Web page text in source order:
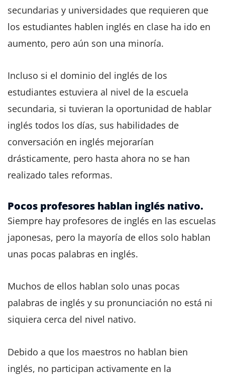
secundarias y universidades que requieren que
los estudiantes hablen inglés en clase ha ido en
aumento, pero aún son una minoría.
Incluso si el dominio del inglés de los
estudiantes estuviera al nivel de la escuela
secundaria, si tuvieran la oportunidad de hablar
inglés todos los días, sus habilidades de
conversación en inglés mejorarían
drásticamente, pero hasta ahora no se han
realizado tales reformas.
Pocos profesores hablan inglés nativo.
Siempre hay profesores de inglés en las escuelas
japonesas, pero la mayoría de ellos solo hablan
unas pocas palabras en inglés.
Muchos de ellos hablan solo unas pocas
palabras de inglés y su pronunciación no está ni
siquiera cerca del nivel nativo.
Debido a que los maestros no hablan bien
inglés, no participan activamente en la